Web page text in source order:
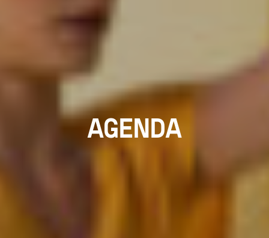
AGENDA